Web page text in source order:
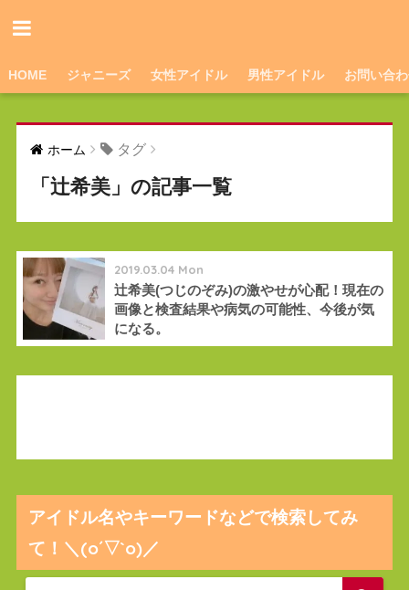
HOME ジャニーズ 女性アイドル 男性アイドル お問い合
ホーム タグ
「辻希美」の記事一覧
2019.03.04 Mon
辻希美(つじのぞみ)の激やせが心配！現在の
画像と検査結果や病気の可能性、今後が気
になる。
アイドル名やキーワードなどで検索してみ
て！＼(o´▽`o)／